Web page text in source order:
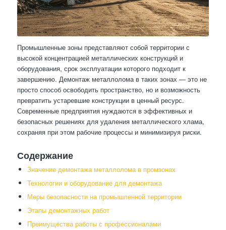
Промышленные зоны представляют собой территории с
высокой концентрацией металлических конструкций и
оборудования, срок эксплуатации которого подходит к
завершению. Демонтаж металлолома в таких зонах — это не
просто способ освободить пространство, но и возможность
превратить устаревшие конструкции в ценный ресурс.
Современные предприятия нуждаются в эффективных и
безопасных решениях для удаления металлического хлама,
сохраняя при этом рабочие процессы и минимизируя риски.
Содержание
Значение демонтажа металлолома в промзонах
Технологии и оборудование для демонтажа
Меры безопасности на промышленной территории
Этапы демонтажных работ
Преимущества работы с профессионалами